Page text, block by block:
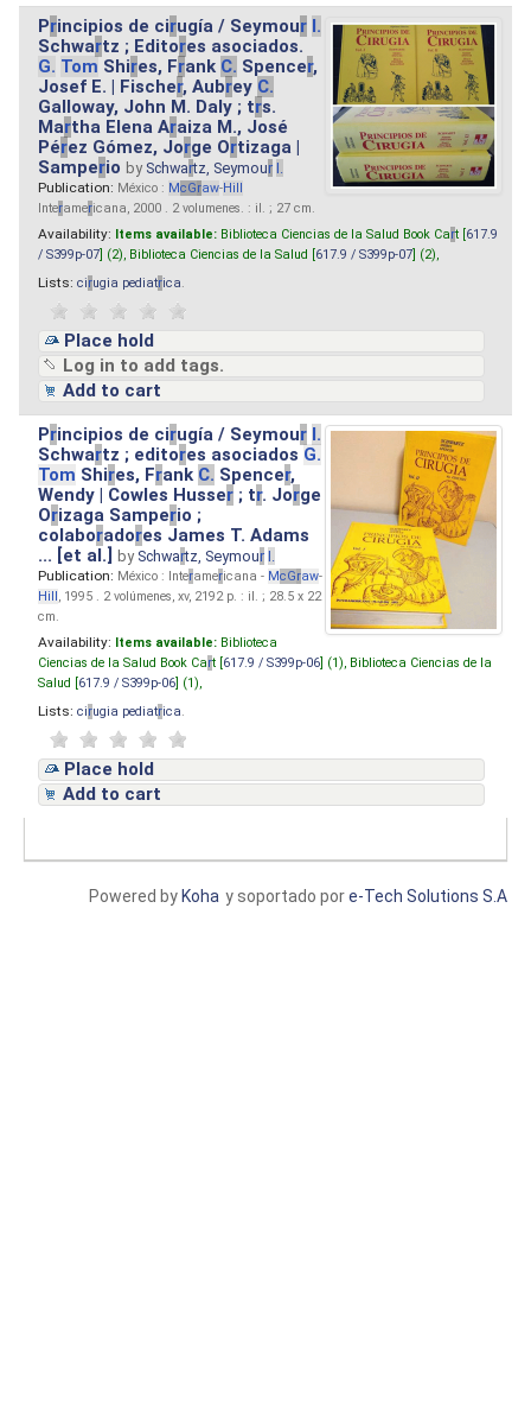
Principios de cirugía / Seymour I.
Schwartz ; Editores asociados.
G. Tom Shires, Frank C. Spencer,
Josef E. | Fischer, Aubrey C.
Galloway, John M. Daly ; trs.
Martha Elena Araiza M., José
Pérez Gómez, Jorge Ortizaga |
Samperio by Schwartz, Seymour I.
Publication: México : McGraw-Hill
Interamericana, 2000 . 2 volumenes. : il. ; 27 cm.
Availability: Items available: Biblioteca Ciencias de la Salud Book Cart [ 617.9
/ S399p-07 ] (2), Biblioteca Ciencias de la Salud [ 617.9 / S399p-07 ] (2),
Lists: cirugia pediatrica
Place hold
Log in to add tags.
Add to cart
Principios de cirugía / Seymour I.
Schwartz ; editores asociados G.
Tom Shires, Frank C. Spencer,
Wendy | Cowles Husser ; tr. Jorge
Orizaga Samperio ;
colaboradores James T. Adams
... [et al.]by Schwartz, Seymour I.
Publication: México : Interamericana - McGraw-
Hill, 1995 . 2 volúmenes, xv, 2192 p. : il. ; 28.5 x 22
cm.
Availability: Items available: Biblioteca
Ciencias de la Salud Book Cart [ 617.9 / S399p-06 ] (1), Biblioteca Ciencias de la
Salud [ 617.9 / S399p-06 ] (1),
Lists: cirugia pediatrica
Place hold
Add to cart
y soportado pore-Tech Solutions S.A
Powered by Koha